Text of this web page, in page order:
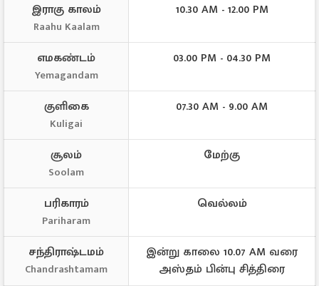
இராகு காலம்
Raahu Kaalam
10.30 AM - 12.00 PM
எமகண்டம்
Yemagandam
03.00 PM - 04.30 PM
குளிகை
Kuligai
07.30 AM - 9.00 AM
சூலம்
Soolam
மேற்கு
பரிகாரம்
Pariharam
வெல்லம்
சந்திராஷ்டமம்
Chandrashtamam
இன்று காலை 10.07 AM வரை
அஸ்தம் பின்பு சித்திரை